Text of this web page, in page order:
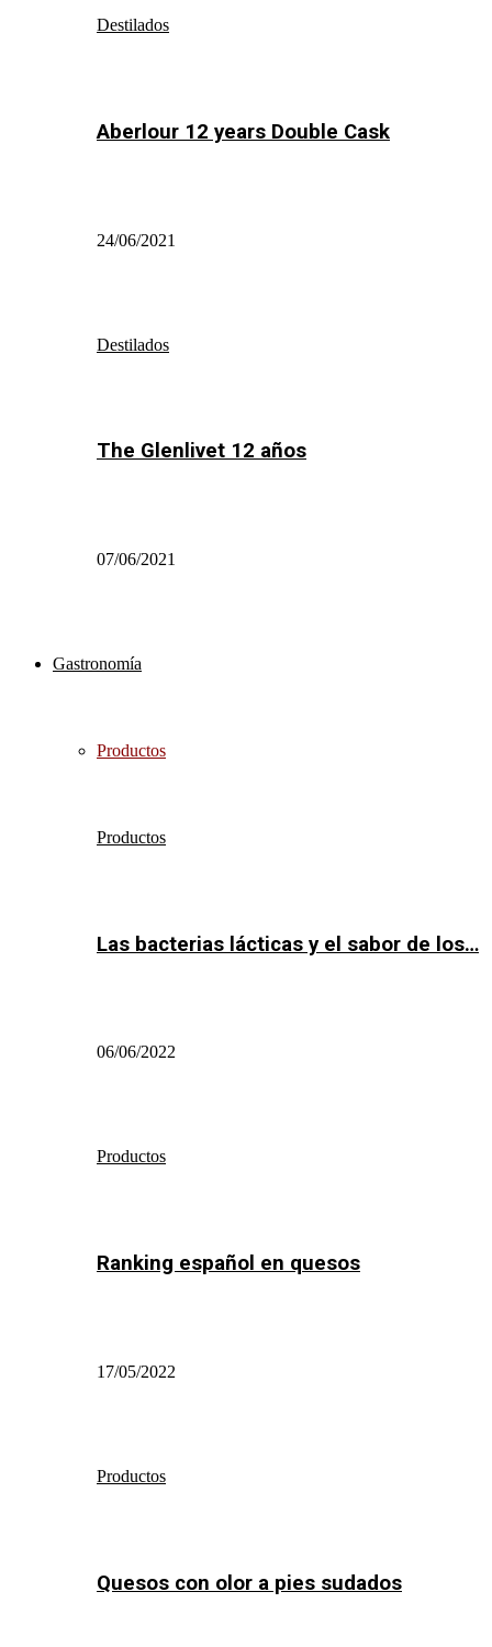
Destilados
Aberlour 12 years Double Cask
24/06/2021
Destilados
The Glenlivet 12 años
07/06/2021
Gastronomía
Productos
Productos
Las bacterias lácticas y el sabor de los…
06/06/2022
Productos
Ranking español en quesos
17/05/2022
Productos
Quesos con olor a pies sudados